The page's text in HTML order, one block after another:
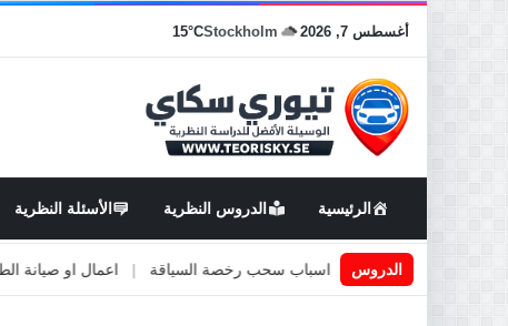
أغسطس 7, 2026 Stockholm
15°C
الرئيسية الدروس النظرية الأسئلة النظرية
الدروسفي السويد | اسباب سحب رخصة السياقة | اعمال او صيانة الطرق